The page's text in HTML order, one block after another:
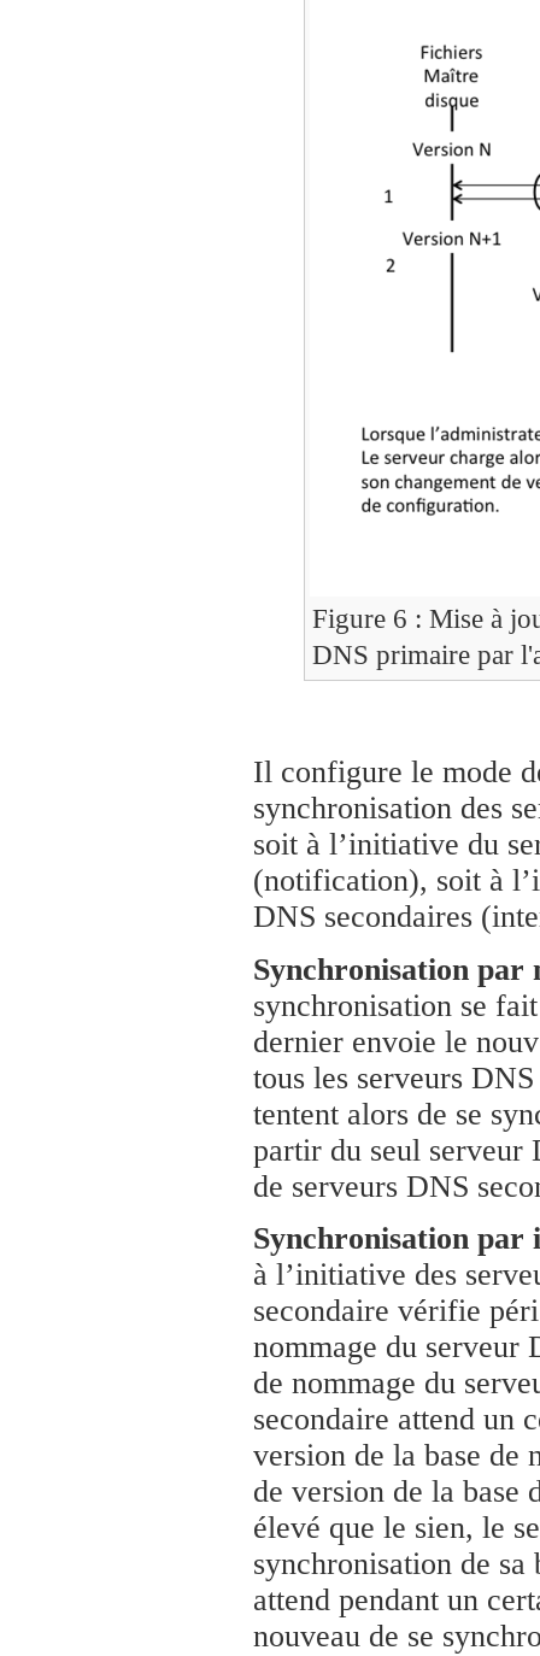
Figure 6 : Mise à
DNS primaire par
Il configure le mode
synchronisation des
soit à l’initiative du
(notification), soit à
DNS secondaires
Synchronisation
synchronisation se
dernier envoie le
tous les serveurs
tentent alors de se
partir du seul serveur
de serveurs DNS
Synchronisation
à l’initiative des
secondaire vérifie
nommage du serveur
de nommage du
secondaire attend un
version de la base de
de version de la base
élevé que le sien, le
synchronisation de sa
attend pendant un
nouveau de se